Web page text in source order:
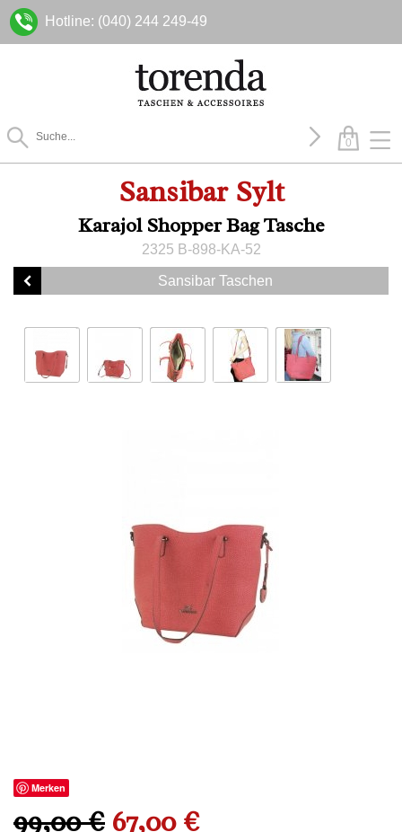
Hotline: (040) 244 249-49
0
Sansibar Sylt
Karajol Shopper Bag Tasche
2325 B-898-KA-52
Sansibar Taschen
Merken
99,00 € 67,00 €